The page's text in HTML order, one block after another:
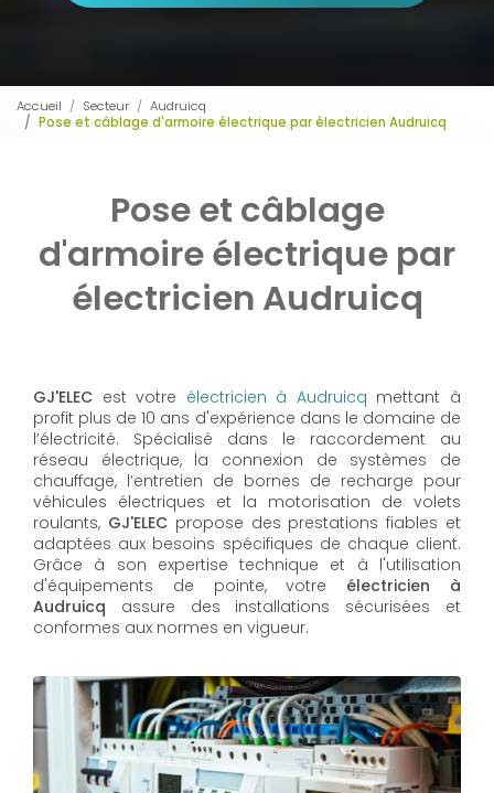
Accueil Secteur
Audruicq
Pose et câblage d'armoire électrique par électricien Audruicq
Pose et câblage
d'armoire électrique par
électricien Audruicq
GJ'ELEC est votre électricien à Audruicq mettant à
profit plus de 10 ans d'expérience dans le domaine de
l’électricité. Spécialisé dans le raccordement au
réseau électrique, la connexion de systèmes de
chauffage, l’entretien de bornes de recharge pour
véhicules électriques et la motorisation de volets
roulants, GJ'ELECpropose des prestations fiables et
adaptées aux besoins spécifiques de chaque client.
Grâce à son expertise technique et à l'utilisation
d'équipements de pointe, votre électricien à
Audruicq assure des installations sécurisées et
conformes aux normes en vigueur.